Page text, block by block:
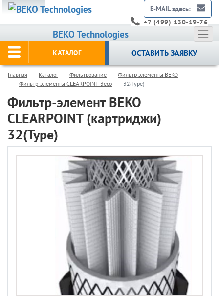
BEKO Technologies
E-MAIL здесь:
+7 (499) 130-19-76
КАТАЛОГ ОСТАВИТЬ ЗАЯВКУ
Главная Каталог Фильтрование
Фильтр элементы BEKO
Фильтр-элементы CLEARPOINT 3eco
32(Type)
Фильтр-элемент BEKO
CLEARPOINT (картриджи)
32(Type)